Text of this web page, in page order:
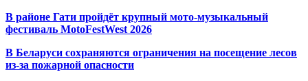
В районе Гати пройдёт крупный мото-музыкальный
фестиваль MotoFestWest 2026
В Беларуси сохраняются ограничения на посещение лесов
из-за пожарной опасности